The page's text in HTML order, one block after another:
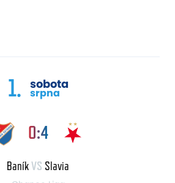
1. sobota
srpna
0:4
BaníkVS Slavia